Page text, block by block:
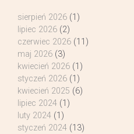
sierpień 2026 (1)
lipiec 2026 (2)
czerwiec 2026 (11)
maj 2026 (3)
kwiecień 2026 (1)
styczeń 2026 (1)
kwiecień 2025 (6)
lipiec 2024 (1)
luty 2024 (1)
styczeń 2024 (13)